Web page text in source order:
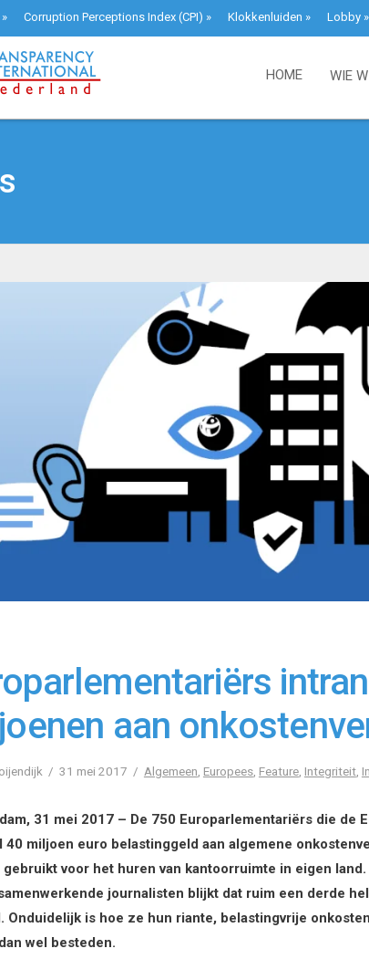
» Corruption Perceptions Index (CPI) » Klokkenluiden » Lobby»
HOME WIE
aan
31 mei 2017 Algemeen Europees, Feature, Integriteit,
31 mei 2017 – De 750 Europarlementariërs die de
40 miljoen euro belastinggeld aan algemene
voor het huren van kantoorruimte in eigen
journalisten blijkt dat ruim een derde
Onduidelijk is hoe ze hun riante, belastingvrije
wel besteden.